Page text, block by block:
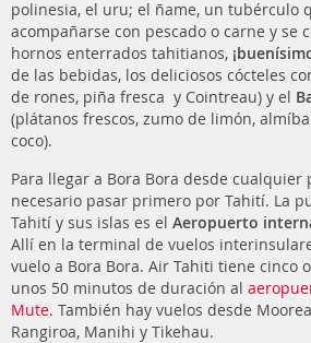
polinesia, el uru; el ñame, un tubérculo
acompañarse con pescado o carne y se
hornos enterrados tahitianos,
de las bebidas, los deliciosos cócteles
de rones, piña fresca y Cointreau) y el
(plátanos frescos, zumo de limón,
coco).
Para llegar a Bora Bora desde
necesario pasar primero por Tahití. La
Tahití y sus islas es el Aeropuerto
Allí en la terminal de vuelos
vuelo a Bora Bora. Air Tahiti tiene cinco
unos 50 minutos de duración al
Mute. También hay vuelos desde
Rangiroa, Manihi y Tikehau.